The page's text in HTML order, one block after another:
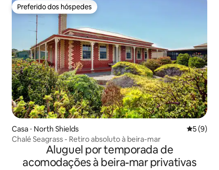
Preferido dos hóspedes
Preferido dos hóspedes
Casa ⋅ North Shields 5 de
5 (9)
Chalé Seagrass - Retiro absoluto à beira-mar
Aluguel por temporada de
acomodações à beira-mar privativas